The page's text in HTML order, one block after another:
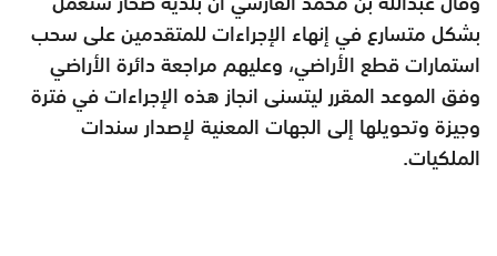
بشكل متسارع في إنهاء الإجراءات للمتقدمين على سحب
استمارات قطع الأراضي، وعليهم مراجعة دائرة الأراضي
وفق الموعد المقرر ليتسنى انجاز هذه الإجراءات في فترة
وجيزة وتحويلها إلى الجهات المعنية لإصدار سندات
الملكيات.